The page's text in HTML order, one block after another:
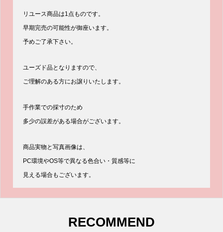
リユース商品は1点ものです。
早期完売の可能性が御座います。
予めご了承下さい。
ユーズド品となりますので、
ご理解のある方にお譲りいたします。
手作業での採寸のため
多少の誤差がある場合がございます。
商品実物と写真画像は、
PC環境やOS等で異なる色合い・質感等に
見える場合もございます。
RECOMMEND